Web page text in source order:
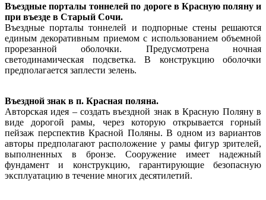
Въездные порталы тоннелей по дороге в Красную поляну и
при въезде в Старый Сочи.
Въездные порталы тоннелей и подпорные стены решаются
единым декоративным приемом с использованием объемной
прорезанной оболочки. Предусмотрена ночная
светодинамическая подсветка. В конструкцию оболочки
предполагается заплести зелень.
Въездной знак в п. Красная поляна.
Авторская идея – создать въездной знак в Красную Поляну в
виде дорогой рамы, через которую открывается горный
пейзаж перспектив Красной Поляны. В одном из вариантов
авторы предполагают расположение у рамы фигур зрителей,
выполненных в бронзе. Сооружение имеет надежный
фундамент и конструкцию, гарантирующие безопасную
эксплуатацию в течение многих десятилетий.